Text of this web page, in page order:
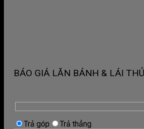
BÁO GIÁ LĂN BÁNH & LÁI
Trả góp Trả thẳng